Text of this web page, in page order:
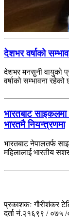
देशभर वर्षाको
देशभर मनसुनी वायुको
वर्षाको सम्भावना
भारतबाट साइकलमा
भारतमै नियन्त्रणमा
भारतबाट नेपालतर्फ
महिलालाई भारतीय
प्रकाशकः गौरीशंकर
दर्ता नं.२१६९९ / ०७५